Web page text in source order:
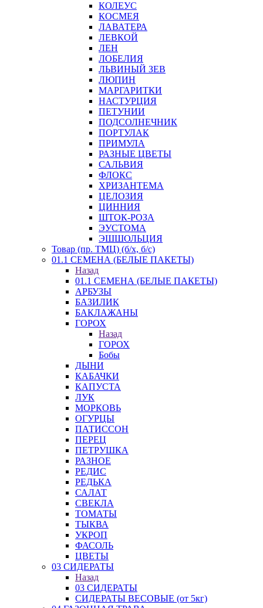
КОЛЕУС
КОСМЕЯ
ЛАВАТЕРА
ЛЕВКОЙ
ЛЕН
ЛОБЕЛИЯ
ЛЬВИНЫЙ ЗЕВ
ЛЮПИН
МАРГАРИТКИ
НАСТУРЦИЯ
ПЕТУНИИ
ПОДСОЛНЕЧНИК
ПОРТУЛАК
ПРИМУЛА
РАЗНЫЕ ЦВЕТЫ
САЛЬВИЯ
ФЛОКС
ХРИЗАНТЕМА
ЦЕЛОЗИЯ
ЦИННИЯ
ШТОК-РОЗА
ЭУСТОМА
ЭШШОЛЬЦИЯ
Товар (пр. ТМЦ) (б/х, б/с)
01.1 СЕМЕНА (БЕЛЫЕ ПАКЕТЫ)
Назад
01.1 СЕМЕНА (БЕЛЫЕ ПАКЕТЫ)
АРБУЗЫ
БАЗИЛИК
БАКЛАЖАНЫ
ГОРОХ
Назад
ГОРОХ
Бобы
ДЫНИ
КАБАЧКИ
КАПУСТА
ЛУК
МОРКОВЬ
ОГУРЦЫ
ПАТИССОН
ПЕРЕЦ
ПЕТРУШКА
РАЗНОЕ
РЕДИС
РЕДЬКА
САЛАТ
СВЕКЛА
ТОМАТЫ
ТЫКВА
УКРОП
ФАСОЛЬ
ЦВЕТЫ
03 СИДЕРАТЫ
Назад
03 СИДЕРАТЫ
СИДЕРАТЫ ВЕСОВЫЕ (от 5кг)